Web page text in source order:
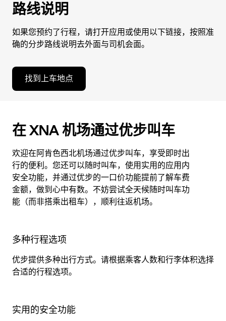
路线说明
如果您预约了行程，请打开应用或使用以下链接，按照准
确的分步路线说明去外面与司机会面。
找到上车地点
在 XNA 机场通过优步叫车
欢迎在阿肯色西北机场通过优步叫车，享受即时出
行的便利。您还可以随时叫车，使用实用的应用内
安全功能，并通过优步的一口价功能提前了解车费
金额，做到心中有数。不妨尝试全天候随时叫车功
能（而非搭乘出租车），顺利往返机场。
多种行程选项
优步提供多种出行方式。请根据乘客人数和行李体积选择
合适的行程选项。
实用的安全功能